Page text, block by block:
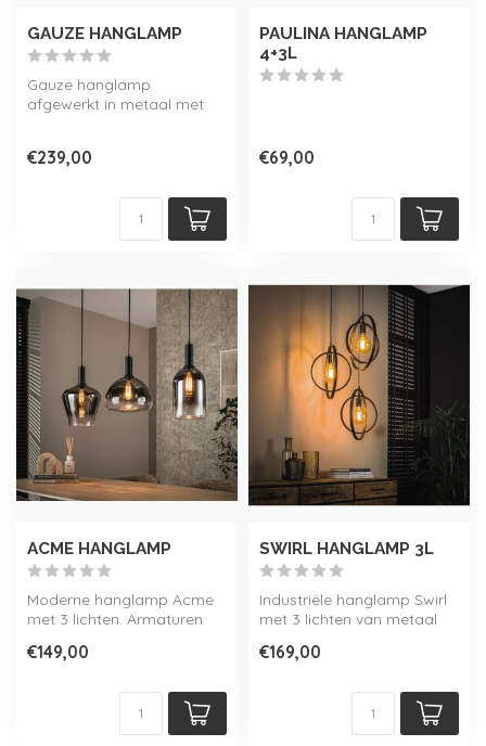
GAUZE HANGLAMP
Gauze hanglamp
afgewerkt in metaal met
€239,00
PAULINA HANGLAMP
4+3L
€69,00
ACME HANGLAMP
Moderne hanglamp Acme
met 3 lichten. Armaturen
smokey chr...
€149,00
SWIRL HANGLAMP 3L
Industriële hanglamp Swirl
met 3 lichten van metaal
€169,00